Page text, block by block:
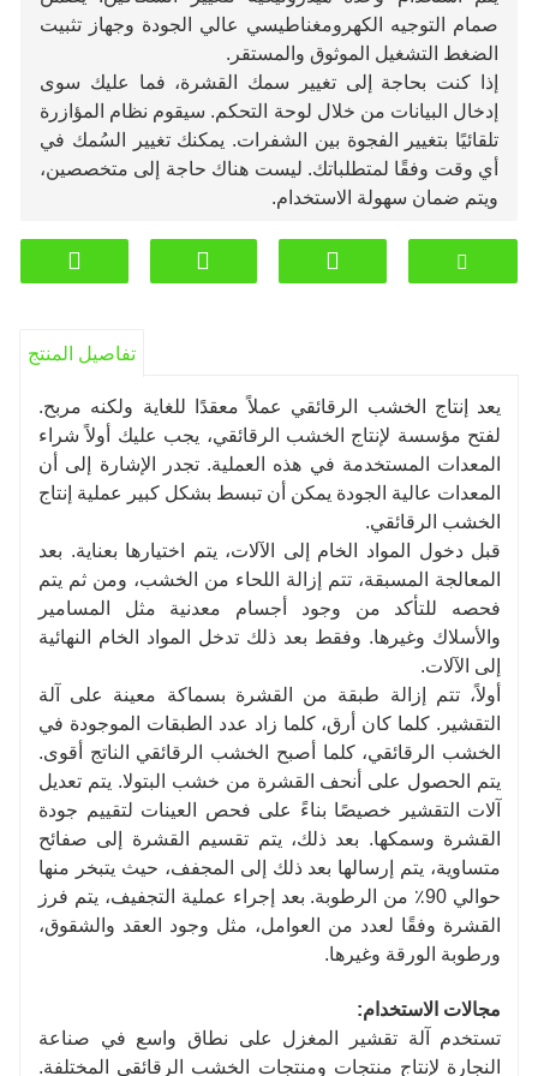
صمام التوجيه الكهرومغناطيسي عالي الجودة وجهاز تثبيت
الضغط التشغيل الموثوق والمستقر.
إذا كنت بحاجة إلى تغيير سمك القشرة، فما عليك سوى
إدخال البيانات من خلال لوحة التحكم. سيقوم نظام المؤازرة
تلقائيًا بتغيير الفجوة بين الشفرات. يمكنك تغيير السُمك في
أي وقت وفقًا لمتطلباتك. ليست هناك حاجة إلى متخصصين،
ويتم ضمان سهولة الاستخدام.
تفاصيل المنتج
يعد إنتاج الخشب الرقائقي عملاً معقدًا للغاية ولكنه مربح.
لفتح مؤسسة لإنتاج الخشب الرقائقي، يجب عليك أولاً شراء
المعدات المستخدمة في هذه العملية. تجدر الإشارة إلى أن
المعدات عالية الجودة يمكن أن تبسط بشكل كبير عملية إنتاج
الخشب الرقائقي.
قبل دخول المواد الخام إلى الآلات، يتم اختيارها بعناية. بعد
المعالجة المسبقة، تتم إزالة اللحاء من الخشب، ومن ثم يتم
فحصه للتأكد من وجود أجسام معدنية مثل المسامير
والأسلاك وغيرها. وفقط بعد ذلك تدخل المواد الخام النهائية
إلى الآلات.
أولاً، تتم إزالة طبقة من القشرة بسماكة معينة على آلة
التقشير. كلما كان أرق، كلما زاد عدد الطبقات الموجودة في
الخشب الرقائقي، كلما أصبح الخشب الرقائقي الناتج أقوى.
يتم الحصول على أنحف القشرة من خشب البتولا. يتم تعديل
آلات التقشير خصيصًا بناءً على فحص العينات لتقييم جودة
القشرة وسمكها. بعد ذلك، يتم تقسيم القشرة إلى صفائح
متساوية، يتم إرسالها بعد ذلك إلى المجفف، حيث يتبخر منها
حوالي 90٪ من الرطوبة. بعد إجراء عملية التجفيف، يتم فرز
القشرة وفقًا لعدد من العوامل، مثل وجود العقد والشقوق،
ورطوبة الورقة وغيرها.
مجالات الاستخدام:
تستخدم آلة تقشير المغزل على نطاق واسع في صناعة
النجارة لإنتاج منتجات ومنتجات الخشب الرقائقي المختلفة.